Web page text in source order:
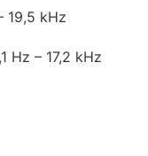
19,5 kHz
Hz – 17,2 kHz